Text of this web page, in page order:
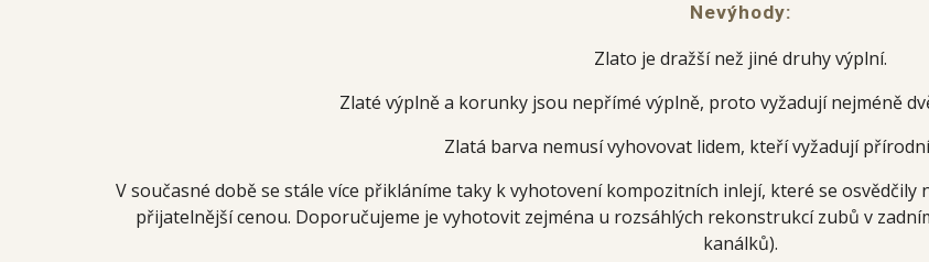
Nevýhody:
Zlato je dražší než jiné druhy výplní.
Zlaté výplně a korunky jsou nepřímé výplně, proto vyžadují nejméně
Zlatá barva nemusí vyhovovat lidem, kteří vyžadují
V současné době se stále více přikláníme taky k vyhotovení kompozitních inlejí, které se
přijatelnější cenou. Doporučujeme je vyhotovit zejména u rozsáhlých rekonstrukcí zubů v
kanálků).